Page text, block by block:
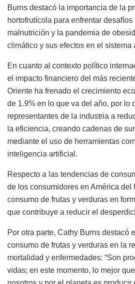
Burns destacó la importancia de la
hortofrutícola para enfrentar
malnutrición y la pandemia de
climático y sus efectos en el sistema
En cuanto al contexto político
el impacto financiero del más
Oriente ha frenado el crecimiento
de 1.9% en lo que va del año, por lo
representantes de la industria a
la eficiencia, creando cadenas de
mediante el uso de herramientas
inteligencia artificial.
Respecto a las tendencias de
de los consumidores en América del
consumo de frutas y verduras en
que contribuye a reducir el
Por otra parte, Cathy Burns destacó
consumo de frutas y verduras en la
mortalidad y enfermedades: “Son
vidas; en este momento, lo mejor